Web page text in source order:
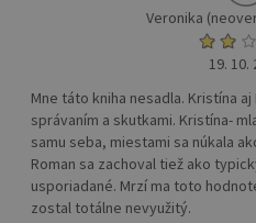
Veronika
19. 10.
Mne táto kniha nesadla. Kristína
správaním a skutkami. Kristína-
samu seba, miestami sa núkala
Roman sa zachoval tiež ako
usporiadané. Mrzí ma toto
zostal totálne nevyužitý.